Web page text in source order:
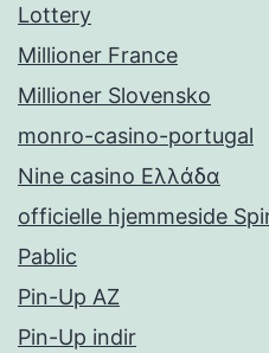
Lottery
Millioner France
Millioner Slovensko
monro-casino-portugal
Nine casino Ελλάδα
officielle hjemmeside
Pablic
Pin-Up AZ
Pin-Up indir